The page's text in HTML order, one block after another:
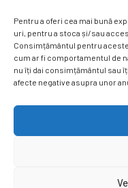
Pentru a oferi cea mai bună
uri, pentru a stoca și/sau
Consimțământul pentru
cum ar fi comportamentul de
nu îți dai consimțământul sau
afecte negative asupra unor
Ne puteți găsi și pe